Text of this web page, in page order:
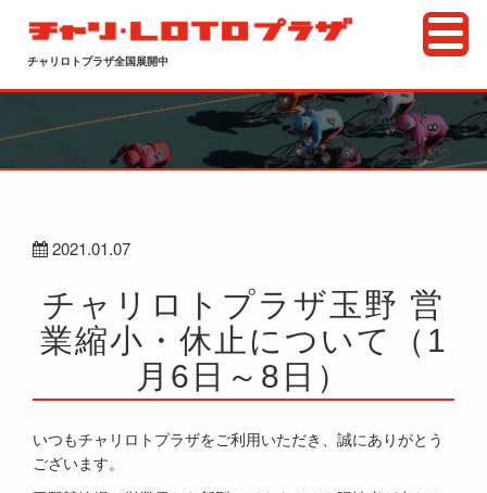
チャリロトプラザ全国展開中
2021.01.07
チャリロトプラザ玉野 営
業縮小・休止について（1
月6日～8日）
いつもチャリロトプラザをご利用いただき、誠にありがとう
ございます。